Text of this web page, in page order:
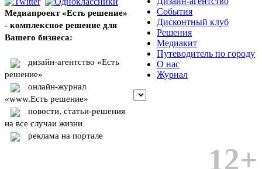
Медиапроект «Есть решение»
- комплексное решение для
Вашего бизнеса:
дизайн-агентство «Есть
решение»
онлайн-журнал
«www.Есть решение»
новости, статьи-решения
на все случаи жизни
реклама на портале
События
Дисконтный клуб
Решения
Медиакит
Путеводитель по городу
О нас
Журнал
12+